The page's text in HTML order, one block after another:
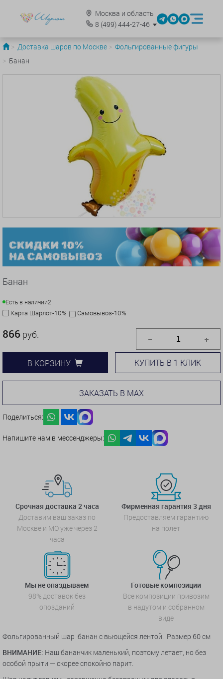
Москва и область
8 (499)444-27-46
Доставка шаров по Москве
Фольгированные фигуры
Банан
Банан
Есть в наличии2
Карта Шарлот-10% Самовывоз-10%
866 руб.
В КОРЗИНУ КУПИТЬ В 1 КЛИК
ЗАКАЗАТЬ В MAX
Поделиться:
Напишите нам в мессенджеры:
Срочная доставка 2 часа
Доставим ваш заказ по
Москве и МО уже через 2
часа
Фирменная гарантия 3 дня
Предоставляем гарантию
на полет
Мы не опаздываем
98% доставок без
опозданий
Готовые композиции
Все композиции привозим
в надутом и собранном
виде
Фольгированный шар банан с вьющейся лентой. Размер 60 см
ВНИМАНИЕ: Наш бананчик маленький, поэтому летает, но без
особой прыти — скорее спокойно парит.